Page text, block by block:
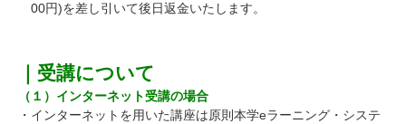
00円)を差し引いて後日返金いたします。
｜受講について
（１）インターネット受講の場合
・インターネットを用いた講座は原則本学eラーニング・システ